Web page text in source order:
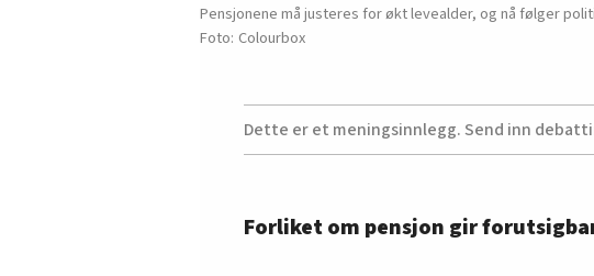
Pensjonene må justeres for økt levealder, og nå følger
Colourbox
Dette er et meningsinnlegg. Send inn
Forliket om pensjon gir